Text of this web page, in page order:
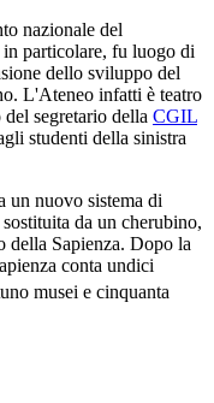
nazionale del
in particolare, fu luogo di
dello sviluppo del
L'Ateneo infatti è teatro
segretario della CGIL
studenti della sinistra
un nuovo sistema di
sostituita da un cherubino,
della Sapienza. Dopo la
conta undici
musei e cinquanta